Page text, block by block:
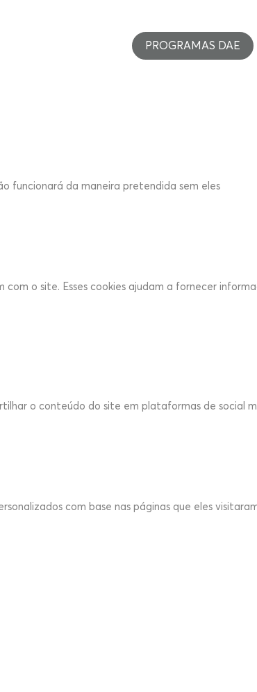
lhe oferecer uma boa experiência de
funcionará da maneira pretendida sem eles
o site. Esses cookies ajudam a fornecer
o conteúdo do site em plataformas de social
com base nas páginas que eles
PROGRAMAS DAE